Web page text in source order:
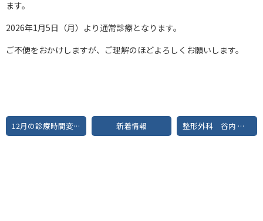
ます。
2026年1月5日（月）より通常診療となります。
ご不便をおかけしますが、ご理解のほどよろしくお願いします。
12月の診療時間変更のお知らせ 新着情報 整形外科 谷内 政俊 医師着任のお知らせ